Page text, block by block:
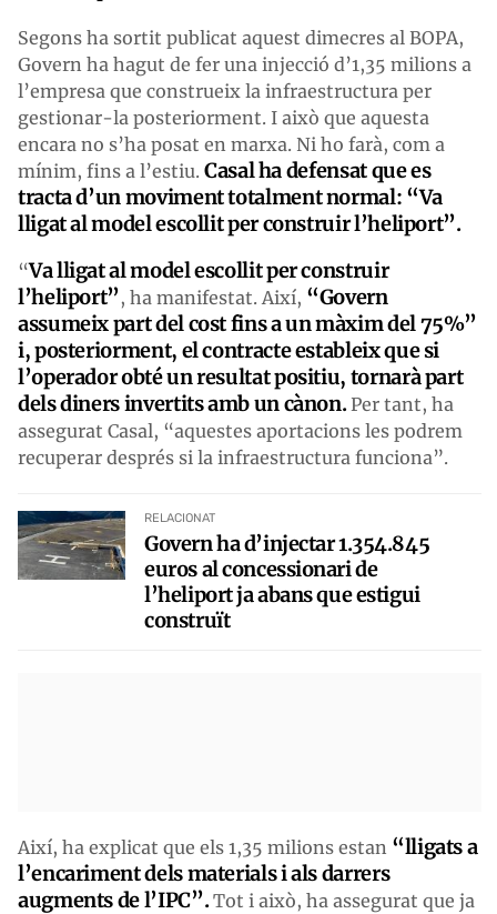
Segons ha sortit publicat aquest dimecres al BOPA,
Govern ha hagut de fer una injecció d’1,35 milions a
l’empresa que construeix la infraestructura per
gestionar-la posteriorment. I això que aquesta
encara no s’ha posat en marxa. Ni ho farà, com a
mínim, fins a l’estiu. Casal ha defensat que es
tracta d’un moviment totalment normal: “Va
lligat al model escollit per construir l’heliport”.
“Va lligat al model escollit per construir
l’heliport”, ha manifestat. Així, “Govern
assumeix part del cost fins a un màxim del 75%”
i, posteriorment, el contracte estableix que si
l’operador obté un resultat positiu, tornarà part
dels diners invertits amb un cànon.Per tant, ha
assegurat Casal, “aquestes aportacions les podrem
recuperar després si la infraestructura funciona”.
RELACIONAT
Govern ha d’injectar 1.354.845
euros al concessionari de
l’heliport ja abans que estigui
construït
Així, ha explicat que els 1,35 milions estan “lligats a
l’encariment dels materials i als darrers
augments del’IPC”.Tot i això, ha assegurat que ja